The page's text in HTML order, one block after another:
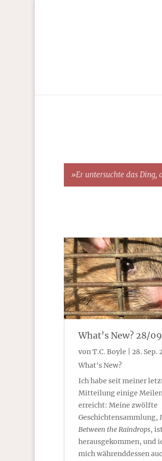
»Er untersuchte das Ding,
What’s New? 28/
vonT.C. Boyle 28. Sep.
What's New?
Ich habe seit meiner
Mitteilung einige
erreicht: Meine zwölfte
Geschichtensammlung,
Between the Raindrops,
herausgekommen, und
mich währenddessen